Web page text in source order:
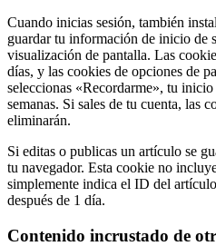
Cuando inicias sesión, también
guardar tu información de inicio de
visualización de pantalla. Las
días, y las cookies de opciones de
seleccionas «Recordarme», tu
semanas. Si sales de tu cuenta, las
eliminarán.
Si editas o publicas un artículo se
tu navegador. Esta cookie no
simplemente indica el ID del
después de 1 día.
Contenido incrustado de